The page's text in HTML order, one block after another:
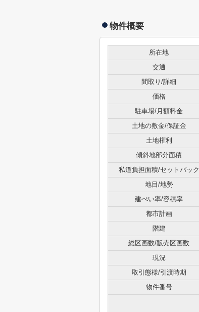
物件概要
所在地
交通
間取り/詳細
価格
駐車場/月額料金
土地の敷金/保証金
土地権利
傾斜地部分面積
私道負担面積/セットバック
地目/地勢
建ぺい率/容積率
都市計画
階建
総区画数/販売区画数
現況
取引態様/引渡時期
物件番号